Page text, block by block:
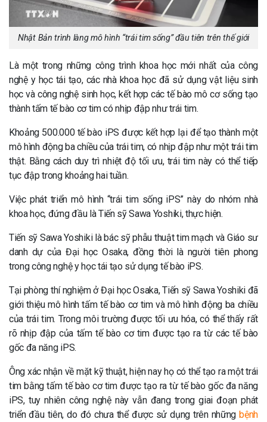
Nhật Bản trình làng mô hình “trái tim sống” đầu tiên trên thế giới
Là một trong những công trình khoa học mới nhất của công
nghệ y học tái tạo, các nhà khoa học đã sử dụng vật liệu sinh
học và công nghệ sinh học, kết hợp các tế bào mô cơ sống tạo
thành tấm tế bào cơ tim có nhịp đập như trái tim.
Khoảng 500.000 tế bào iPS được kết hợp lại để tạo thành một
mô hình động ba chiều của trái tim, có nhịp đập như một trái tim
thật. Bằng cách duy trì nhiệt độ tối ưu, trái tim này có thể tiếp
tục đập trong khoảng hai tuần.
Việc phát triển mô hình “trái tim sống iPS” này do nhóm nhà
khoa học, đứng đầu là Tiến sỹ Sawa Yoshiki, thực hiện.
Tiến sỹ Sawa Yoshiki là bác sỹ phẫu thuật tim mạch và Giáo sư
danh dự của Đại học Osaka, đồng thời là người tiên phong
trong công nghệ y học tái tạo sử dụng tế bào iPS.
Tại phòng thí nghiệm ở Đại học Osaka, Tiến sỹ Sawa Yoshiki đã
giới thiệu mô hình tấm tế bào cơ tim và mô hình động ba chiều
của trái tim. Trong môi trường được tối ưu hóa, có thể thấy rất
rõ nhịp đập của tấm tế bào cơ tim được tạo ra từ các tế bào
gốc đa năng iPS.
Ông xác nhận về mặt kỹ thuật, hiện nay họ có thể tạo ra một trái
tim bằng tấm tế bào cơ tim được tạo ra từ tế bào gốc đa năng
iPS, tuy nhiên công nghệ này vẫn đang trong giai đoạn phát
triển đầu tiên, do đó chưa thể được sử dụng trên những bệnh